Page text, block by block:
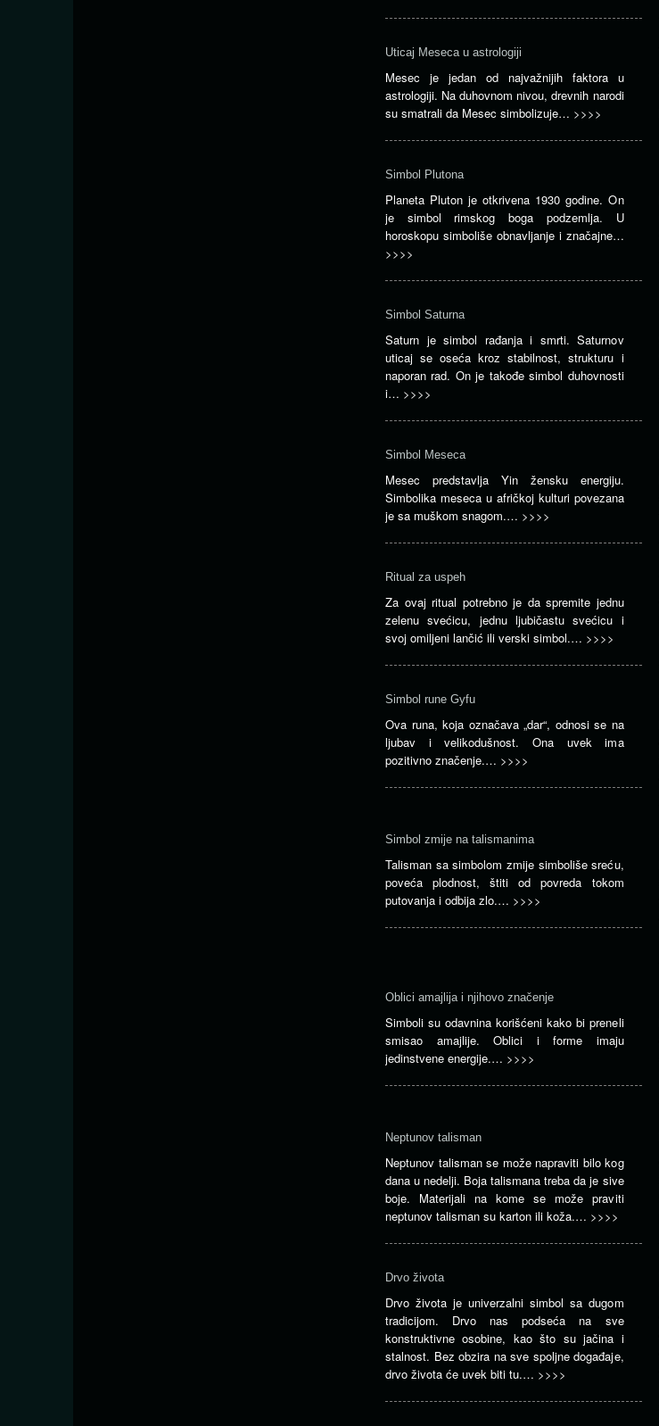
Uticaj Meseca u astrologiji
Mesec je jedan od najvažnijih faktora u
astrologiji. Na duhovnom nivou, drevnih narodi
su smatrali da Mesec simbolizuje… >>>>
Simbol Plutona
Planeta Pluton je otkrivena 1930 godine. On
je simbol rimskog boga podzemlja. U
horoskopu simboliše obnavljanje i značajne…
>>>>
Simbol Saturna
Saturn je simbol rađanja i smrti. Saturnov
uticaj se oseća kroz stabilnost, strukturu i
naporan rad. On je takođe simbol duhovnosti
i… >>>>
Simbol Meseca
Mesec predstavlja Yin žensku energiju.
Simbolika meseca u afričkoj kulturi povezana
je sa muškom snagom.… >>>>
Ritual za uspeh
Za ovaj ritual potrebno je da spremite jednu
zelenu svećicu, jednu ljubičastu svećicu i
svoj omiljeni lančić ili verski simbol.… >>>>
Simbol rune Gyfu
Ova runa, koja označava „dar“, odnosi se na
ljubav i velikodušnost. Ona uvek ima
pozitivno značenje.… >>>>
Simbol zmije na talismanima
Talisman sa simbolom zmije simboliše sreću,
poveća plodnost, štiti od povreda tokom
putovanja i odbija zlo.… >>>>
Oblici amajlija i njihovo značenje
Simboli su odavnina korišćeni kako bi preneli
smisao amajlije. Oblici i forme imaju
jedinstvene energije.… >>>>
Neptunov talisman
Neptunov talisman se može napraviti bilo kog
dana u nedelji. Boja talismana treba da je sive
boje. Materijali na kome se može praviti
neptunov talisman su karton ili koža.… >>>>
Drvo života
Drvo života je univerzalni simbol sa dugom
tradicijom. Drvo nas podseća na sve
konstruktivne osobine, kao što su jačina i
stalnost. Bez obzira na sve spoljne događaje,
drvo života će uvek biti tu.… >>>>